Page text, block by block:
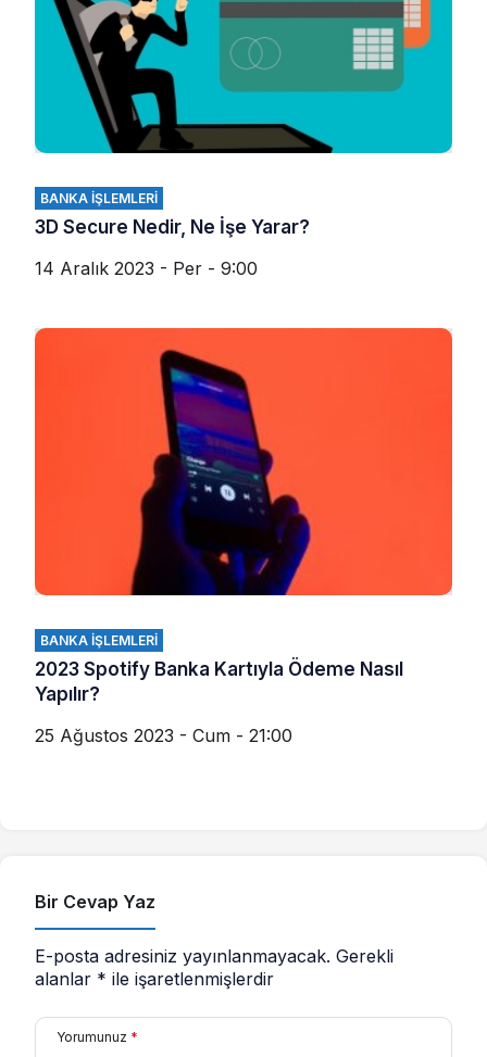
BANKA İŞLEMLERI
3D Secure Nedir, Ne İşe Yarar?
14 Aralık 2023 - Per - 9:00
BANKA İŞLEMLERI
2023 Spotify Banka Kartıyla Ödeme Nasıl
Yapılır?
25 Ağustos 2023 - Cum - 21:00
Bir Cevap Yaz
E-posta adresiniz yayınlanmayacak. Gerekli
alanlar * ile işaretlenmişlerdir
Yorumunuz *